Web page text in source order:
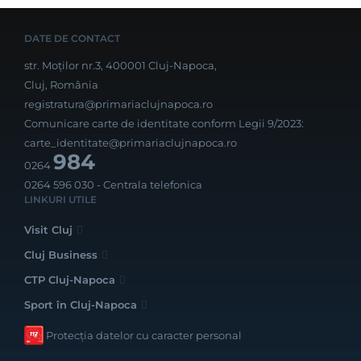
DATE DE CONTACT
str. Moților nr.3, 400001 Cluj-Napoca,
Cluj, România
registratura@primariaclujnapoca.ro
Comunicare carte de identitate conform Legii 9/2023:
carte_identitate@primariaclujnapoca.ro
0264984
0264 596 030 - Centrala telefonica
LINKURI UTILE
Visit Cluj
Cluj Business
CTP Cluj-Napoca
Sport în Cluj-Napoca
Protecția datelor cu caracter personal